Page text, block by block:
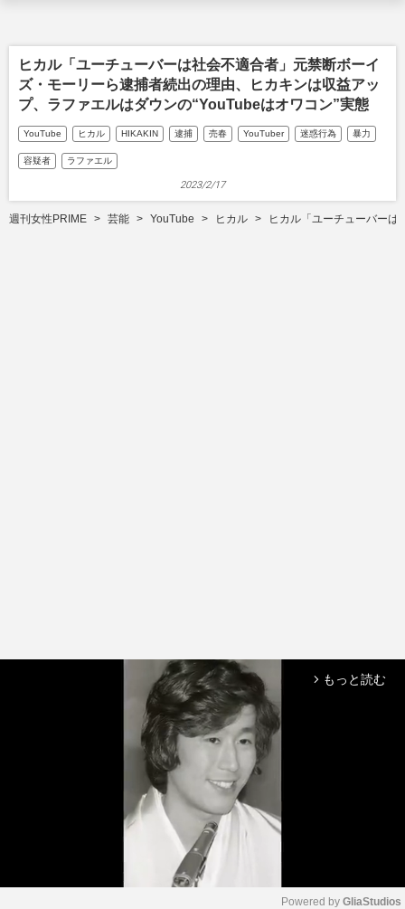
ヒカル「ユーチューバーは社会不適合者」元禁断ボーイ
ズ・モーリーら逮捕者続出の理由、ヒカキンは収益アッ
プ、ラファエルはダウンの“YouTubeはオワコン”実態
YouTube ヒカル HIKAKIN 逮捕 売春 YouTuber 迷惑行為 暴力
容疑者 ラファエル
2023/2/17
週刊女性PRIME 芸能 YouTube ヒカル ヒカル「ユーチューバーは
arrow_forward_ios もっと読む
Powered by GliaStudios